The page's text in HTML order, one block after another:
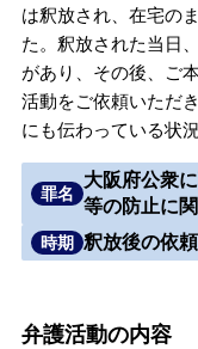
刑事事件につ
刑事事件デ
は釈放され、在宅の
た。釈放された当日
があり、その後、ご
活動をご依頼いただ
にも伝わっている状
罪名
大阪府公衆
等の防止に
時期 釈放後の依頼
弁護活動の内容